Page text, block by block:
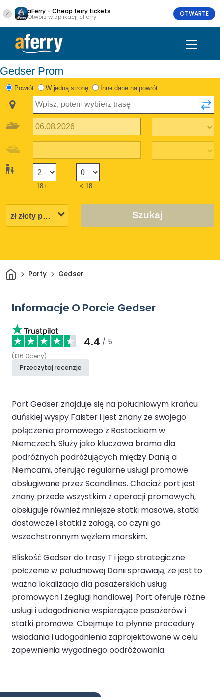
aFerry - Cheap ferry tickets
Otwórz w aplikacji aFerry OTWARTE
Gedser Prom
Powrót W jedną stronę Inne dane na powrót
18+ < 18
Szukaj
DomPorty Gedser
Informacje O Porcie Gedser
4.4 / 5
(136 Oceny)
Przeczytaj recenzje
Port Gedser znajduje się na południowym krańcu
duńskiej wyspy Falster i jest znany ze swojego
połączenia promowego z Rostockiem w
Niemczech. Służy jako kluczowa brama dla
podróżnych podróżujących między Danią a
Niemcami, oferując regularne usługi promowe
obsługiwane przez Scandlines. Chociaż port jest
znany przede wszystkim z operacji promowych,
obsługuje również mniejsze statki masowe, statki
dostawcze i statki z załogą, co czyni go
wszechstronnym węzłem morskim.
Bliskość Gedser do trasy T i jego strategiczne
położenie w południowej Danii sprawiają, że jest to
ważna lokalizacja dla pasażerskich usług
promowych i żeglugi handlowej. Port oferuje różne
usługi i udogodnienia wspierające pasażerów i
statki promowe. Obejmuje to płynne procedury
wsiadania i udogodnienia zaprojektowane w celu
zapewnienia wygodnego podróżowania.